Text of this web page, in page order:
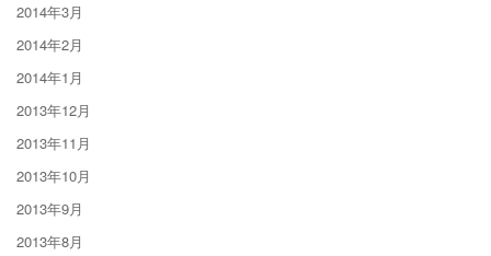
2014年3月
2014年2月
2014年1月
2013年12月
2013年11月
2013年10月
2013年9月
2013年8月